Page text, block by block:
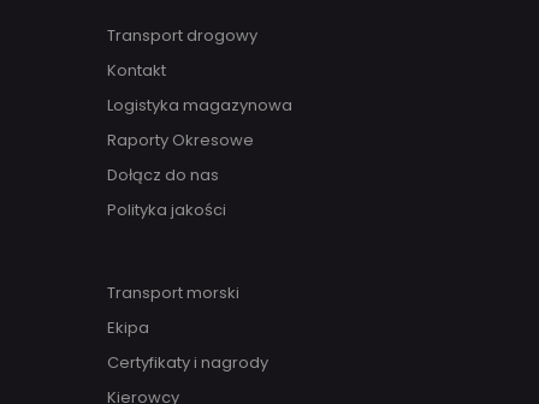
Transport drogowy
Kontakt
Logistyka magazynowa
Raporty Okresowe
Dołącz do nas
Polityka jakości
Transport morski
Ekipa
Certyfikaty i nagrody
Kierowcy